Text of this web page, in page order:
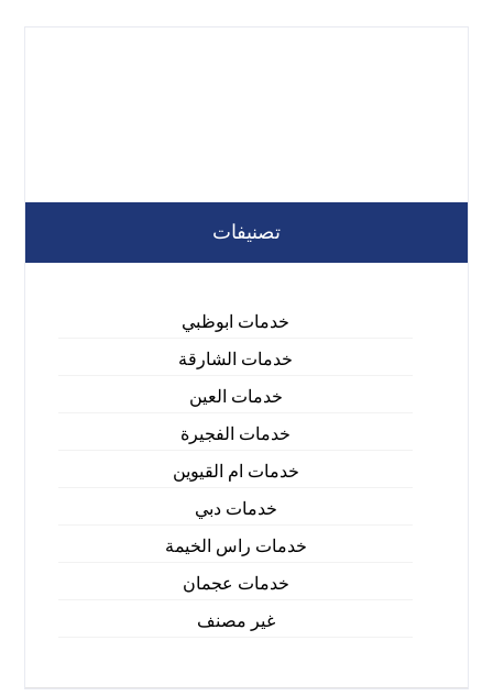
تصنيفات
خدمات ابوظبي
خدمات الشارقة
خدمات العين
خدمات الفجيرة
خدمات ام القيوين
خدمات دبي
خدمات راس الخيمة
خدمات عجمان
غير مصنف